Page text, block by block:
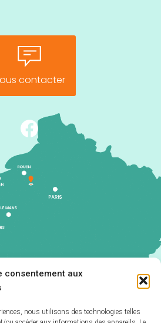
consentement aux
nous utilisons des technologies telles
contacter